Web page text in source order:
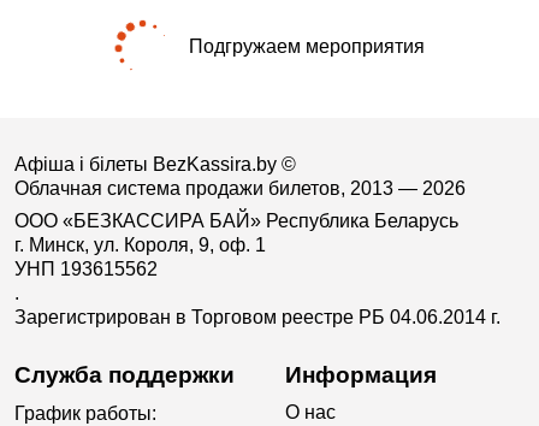
Подгружаем мероприятия
Афіша і білеты BezKassira.by ©
Облачная система продажи билетов, 2013 — 2026
ООО «БЕЗКАССИРА БАЙ» Республика Беларусь
г. Минск, ул. Короля, 9, оф. 1
УНП 193615562
.
Зарегистрирован в Торговом реестре РБ 04.06.2014 г.
Служба поддержки
График работы:
Информация
О нас